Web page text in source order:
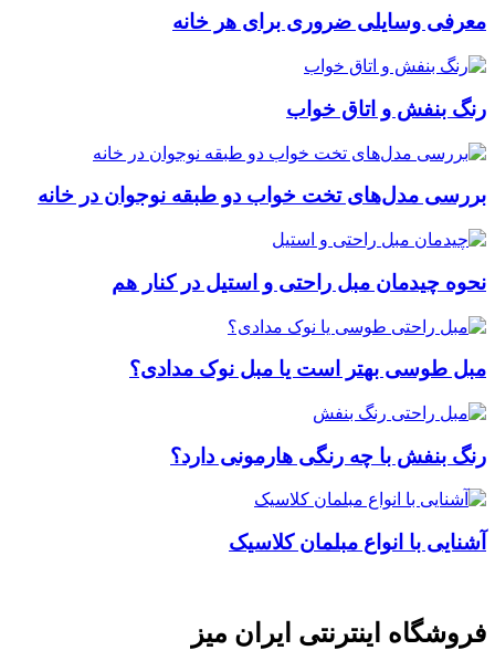
معرفی وسایلی ضروری برای هر خانه
رنگ بنفش و اتاق خواب
بررسی مدل‌های تخت خواب دو طبقه نوجوان در خانه
نحوه چیدمان مبل راحتی و استیل در کنار هم
مبل طوسی بهتر است یا مبل نوک مدادی؟
رنگ بنفش با چه رنگی هارمونی دارد؟
آشنایی با انواع مبلمان کلاسیک
فروشگاه اینترنتی ایران میز